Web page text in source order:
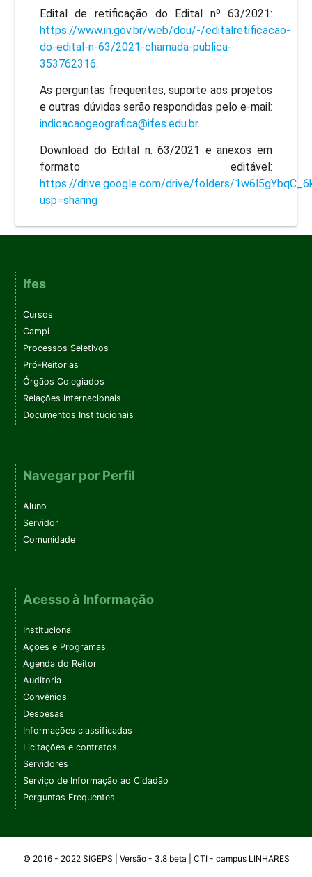
Edital de retificação do Edital nº 63/2021:
https://www.in.gov.br/web/dou/-/editalretificacao-
do-edital-n-63/2021-chamada-publica-
353762316.
As perguntas frequentes, suporte aos projetos
e outras dúvidas serão respondidas pelo e-mail:
indicacaogeografica@ifes.edu.br.
Download do Edital n. 63/2021 e anexos em
formato editável:
https://drive.google.com/drive/folders/
usp=sharing
Ifes
Cursos
Campi
Processos Seletivos
Pró-Reitorias
Órgãos Colegiados
Relações Internacionais
Documentos Institucionais
Navegar por Perfil
Aluno
Servidor
Comunidade
Acesso à Informação
Institucional
Ações e Programas
Agenda do Reitor
Auditoria
Convênios
Despesas
Informações classificadas
Licitações e contratos
Servidores
Serviço de Informação ao Cidadão
Perguntas Frequentes
© 2016 - 2022 SIGEPS | Versão - 3.8 beta | CTI - campusLINHARES